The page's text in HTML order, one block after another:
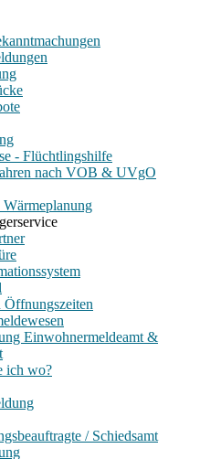
- Flüchtlingshilfe
nach VOB & UVgO
Einwohnermeldeamt &
ich wo?
/ Schiedsamt